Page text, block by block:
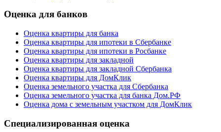
Оценка для банков
Оценка квартиры для банка
Оценка квартиры для ипотеки в Сбербанке
Оценка квартиры для ипотеки в Росбанке
Оценка квартиры для закладной
Оценка квартиры для закладной Сбербанка
Оценка квартиры для ДомКлик
Оценка земельного участка для Сбербанка
Оценка земельного участка для банка Дом.РФ
Оценка дома с земельным участком для ДомКлик
Специализированная оценка